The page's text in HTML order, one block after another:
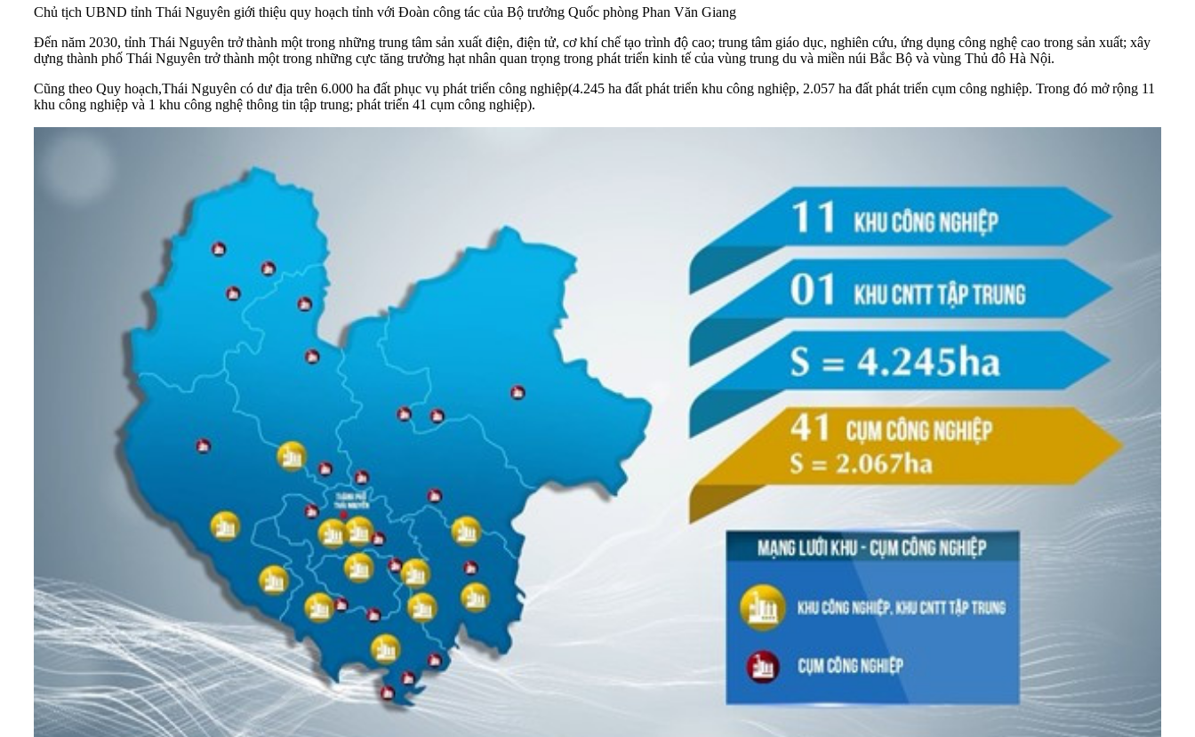
Chủ tịch UBND tỉnh Thái Nguyên giới thiệu quy hoạch tỉnh với Đoàn công tác của Bộ trưởng Quốc phòng Phan Văn Giang
Đến năm 2030, tỉnh Thái Nguyên trở thành một trong những trung tâm sản xuất điện, điện tử, cơ khí chế tạo trình độ cao; trung tâm giáo dục, nghiên cứu, ứng dụng công nghệ cao trong sản xuất; xây
dựng thành phố Thái Nguyên trở thành một trong những cực tăng trưởng hạt nhân quan trọng trong phát triển kinh tế của vùng trung du và miền núi Bắc Bộ và vùng Thủ đô Hà Nội.
Cũng theo Quy hoạch,Thái Nguyên có dư địa trên 6.000 ha đất phục vụ phát triển công nghiệp(4.245 ha đất phát triển khu công nghiệp, 2.057 ha đất phát triển cụm công nghiệp. Trong đó mở rộng 11
khu công nghiệp và 1 khu công nghệ thông tin tập trung; phát triển 41 cụm công nghiệp).